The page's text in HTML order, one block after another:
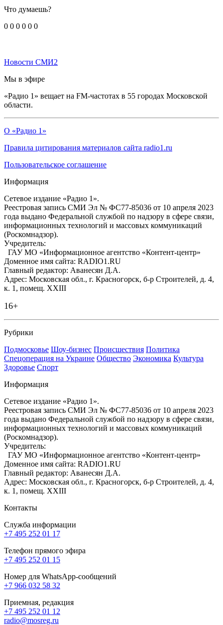
Что думаешь?
0 0 0 0 0 0
Новости СМИ2
Мы в эфире
«Радио 1» вещает на FM-частотах в 55 городах Московской
области.
О «Радио 1»
Правила цитирования материалов сайта radio1.ru
Пользовательское соглашение
Информация
Сетевое издание «Радио 1».
Реестровая запись СМИ Эл № ФС77-85036 от 10 апреля 2023
года выдано Федеральной службой по надзору в сфере связи,
информационных технологий и массовых коммуникаций
(Роскомнадзор).
Учредитель:
ГАУ МО «Информационное агентство «Контент-центр»
Доменное имя сайта: RADIO1.RU
Главный редактор: Аванесян Д.А.
Адрес: Московская обл., г. Красногорск, б-р Строителей, д. 4,
к. 1, помещ. XXIII
16+
Рубрики
Подмосковье Шоу-бизнес Происшествия Политика
Спецоперация на Украине Общество Экономика Культура
Здоровье Спорт
Информация
Сетевое издание «Радио 1».
Реестровая запись СМИ Эл № ФС77-85036 от 10 апреля 2023
года выдано Федеральной службой по надзору в сфере связи,
информационных технологий и массовых коммуникаций
(Роскомнадзор).
Учредитель:
ГАУ МО «Информационное агентство «Контент-центр»
Доменное имя сайта: RADIO1.RU
Главный редактор: Аванесян Д.А.
Адрес: Московская обл., г. Красногорск, б-р Строителей, д. 4,
к. 1, помещ. XXIII
Контакты
Служба информации
+7 495 252 01 17
Телефон прямого эфира
+7 495 252 01 15
Номер для WhatsApp-сообщений
+7 966 032 58 32
Приемная, редакция
+7 495 252 01 12
radio@mosreg.ru